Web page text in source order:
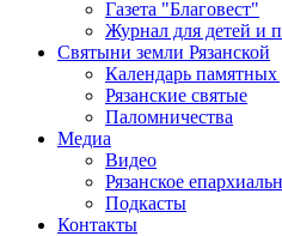
Газета "Благовест"
Журнал для детей и
Святыни земли Рязанской
Календарь памятных
Рязанские святые
Паломничества
Медиа
Видео
Рязанское
Подкасты
Контакты